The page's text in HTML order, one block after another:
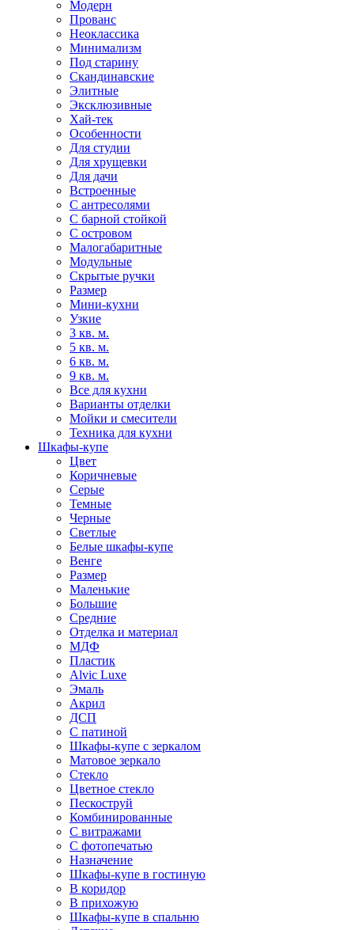
Модерн
Прованс
Неоклассика
Минимализм
Под старину
Скандинавские
Элитные
Эксклюзивные
Хай-тек
Особенности
Для студии
Для хрущевки
Для дачи
Встроенные
С антресолями
С барной стойкой
С островом
Малогабаритные
Модульные
Скрытые ручки
Размер
Мини-кухни
Узкие
3 кв. м.
5 кв. м.
6 кв. м.
9 кв. м.
Все для кухни
Варианты отделки
Мойки и смесители
Техника для кухни
Шкафы-купе
Цвет
Коричневые
Серые
Темные
Черные
Светлые
Белые шкафы-купе
Венге
Размер
Маленькие
Большие
Средние
Отделка и материал
МДФ
Пластик
Alvic Luxe
Эмаль
Акрил
ДСП
С патиной
Шкафы-купе с зеркалом
Матовое зеркало
Стекло
Цветное стекло
Пескоструй
Комбинированные
С витражами
С фотопечатью
Назначение
Шкафы-купе в гостиную
В коридор
В прихожую
Шкафы-купе в спальню